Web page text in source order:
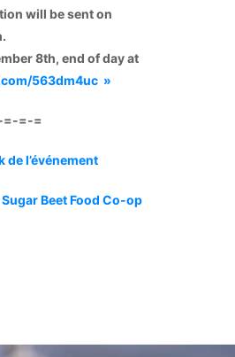
will be sent on
8th, end of day at
563dm4uc »
=-=
de l’événement
Sugar Beet Food Co-op